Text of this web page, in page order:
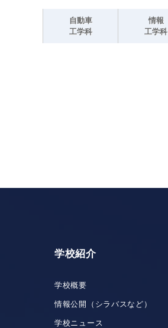
自動車
工学科
情報
工学科
学校紹介
学校概要
情報公開（シラバスなど）
学校ニュース